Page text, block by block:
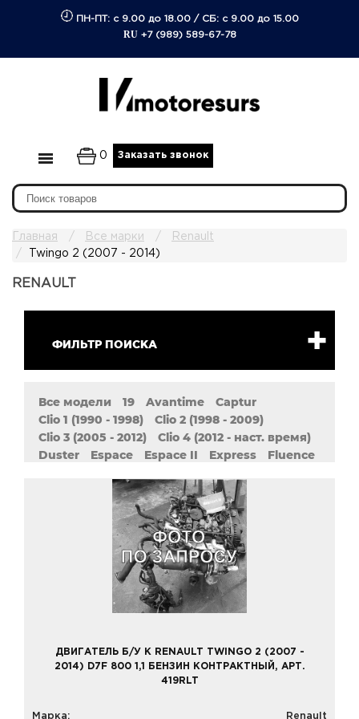
ПН-ПТ: с 9.00 до 18.00/ СБ: с 9.00 до 15.00
RU +7 (989) 589-67-78
0 Заказать звонок
Главная Все марки
Renault
Twingo 2 (2007 - 2014)
RENAULT
ФИЛЬТР ПОИСКА
Все модели 19 Avantime
Captur
Clio 1 (1990 - 1998)
Clio 2 (1998 - 2009)
Clio 3 (2005 - 2012)
Clio 4 (2012 - наст. время)
Duster
Espace Espace II Express
Fluence
Grand Scenic 3 (2009 - наст. Время)
Kangoo 1 (1997 - 2009)
Kangoo 2 (2007 - наст. Время)
Koleos
Laguna 1 (1993 - 2002)
Laguna 2 (2001 - 2007)
Laguna 3 (2007 - наст. Время)
Latitude
Logan 1 (2004 - наст. Время)
Logan 2 (2013 - наст. Время)
Master
Megane 1 (1995 - 2008)
Megane 3 (2008 - наст. Время)
Modus
Pulse
Safrane 1 (1992 - 1997)
Safrane 2 (1996 - 2000)
Sandero 1 (2007 - 2014)
Scenic 1 (1999 - 2003)
Scenic 2 (2003 - 2009)
ДВИГАТЕЛЬ Б/У К RENAULT TWINGO 2 (2007 -
2014) D7F 800 1,1 БЕНЗИН КОНТРАКТНЫЙ, АРТ.
419RLT
Марка:
Renault